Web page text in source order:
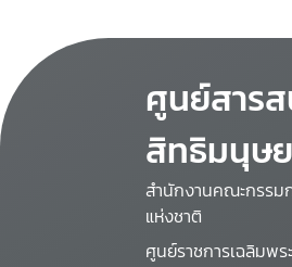
ศูนย์สาร
สิทธิมนุษ
สำนักงานคณะกรรม
แห่งชาติ
ศูนย์ราชการเฉลิมพ